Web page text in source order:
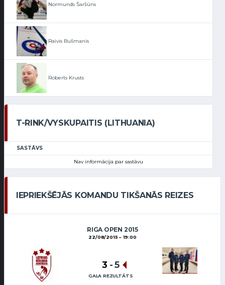
Normunds Šaršūns
Raivis Bušmanis
Roberts Krusts
T-RINK/VYSKUPAITIS (LITHUANIA)
SASTĀVS
Nav informācija par sastāvu
IEPRIEKŠĒJĀS KOMANDU TIKŠANĀS REIZES
RIGA OPEN 2015
22/08/2015 19:00
3 -5
GALA REZULTĀTS